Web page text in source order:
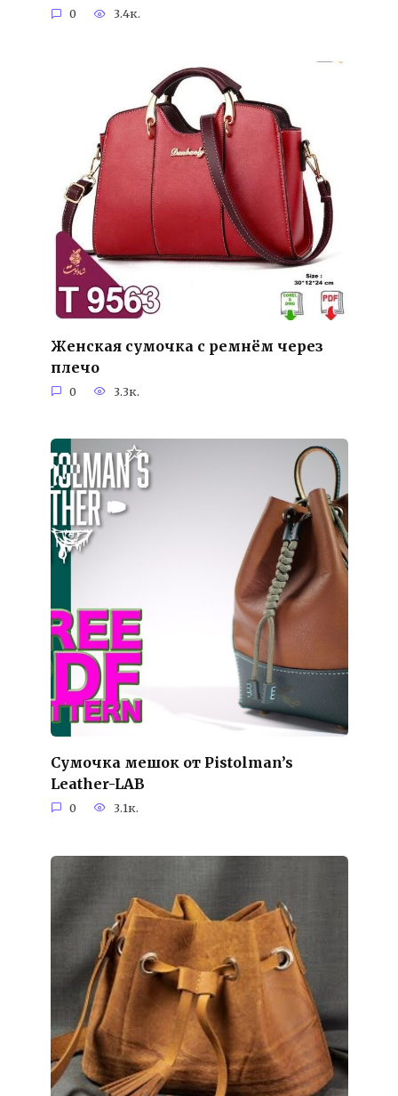
0 3.4к.
Женская сумочка с ремнём через
плечо
0 3.3к.
Сумочка мешок от Pistolman’s
Leather-LAB
0 3.1к.